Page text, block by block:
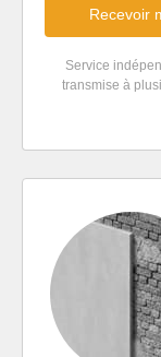
Recevoir
Service
transmise à